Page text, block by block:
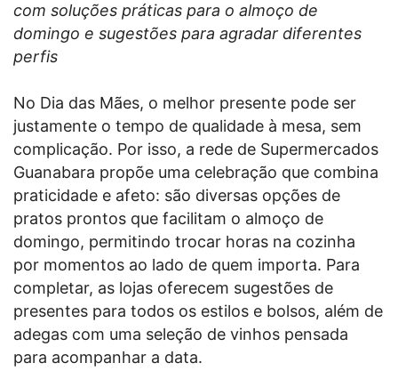
com soluções práticas para o almoço de
domingo e sugestões para agradar diferentes
perfis
No Dia das Mães, o melhor presente pode ser
justamente o tempo de qualidade à mesa, sem
complicação. Por isso, a rede de Supermercados
Guanabara propõe uma celebração que combina
praticidade e afeto: são diversas opções de
pratos prontos que facilitam o almoço de
domingo, permitindo trocar horas na cozinha
por momentos ao lado de quem importa. Para
completar, as lojas oferecem sugestões de
presentes para todos os estilos e bolsos, além de
adegas com uma seleção de vinhos pensada
para acompanhar a data.